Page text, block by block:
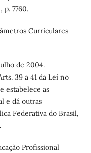
p. 7760.
Curriculares
de 2004.
39 a 41 da Lei no
estabelece as
e dá outras
Federativa do Brasil,
Profissional